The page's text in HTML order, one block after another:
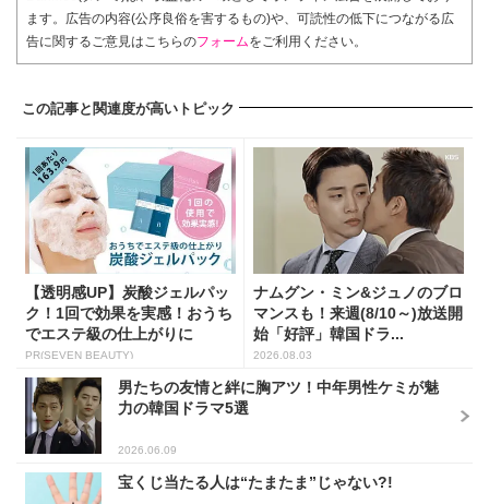
ます。広告の内容(公序良俗を害するもの)や、可読性の低下につながる広
告に関するご意見はこちらのフォームをご利用ください。
この記事と関連度が高いトピック
【透明感UP】炭酸ジェルパッ
ク！1回で効果を実感！おうち
でエステ級の仕上がりに
PR(SEVEN BEAUTY)
ナムグン・ミン&ジュノのブロ
マンスも！来週(8/10～)放送開
始「好評」韓国ドラ...
2026.08.03
男たちの友情と絆に胸アツ！中年男性ケミが魅
力の韓国ドラマ5選
2026.06.09
宝くじ当たる人は“たまたま”じゃない?!